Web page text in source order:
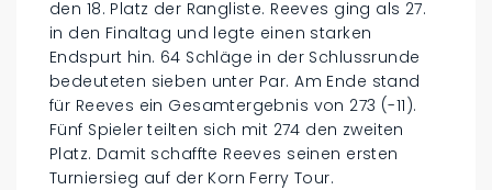
den 18. Platz der Rangliste. Reeves ging als 27.
in den Finaltag und legte einen starken
Endspurt hin. 64 Schläge in der Schlussrunde
bedeuteten sieben unter Par. Am Ende stand
für Reeves ein Gesamtergebnis von 273 (-11).
Fünf Spieler teilten sich mit 274 den zweiten
Platz. Damit schaffte Reeves seinen ersten
Turniersieg auf der Korn Ferry Tour.